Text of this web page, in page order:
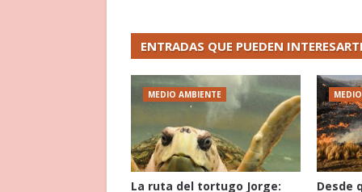
ENTRADAS QUE PUEDEN
MEDIO AMBIENTE
La ruta del tortugo Jorge: Desde